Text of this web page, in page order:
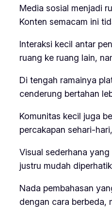
Media sosial menjadi
Konten semacam ini
Interaksi kecil antar
ruang ke ruang lain,
Di tengah ramainya
cenderung bertahan
Komunitas kecil juga
percakapan sehari-
Visual sederhana
justru mudah
Nada pembahasan
dengan cara berbeda,